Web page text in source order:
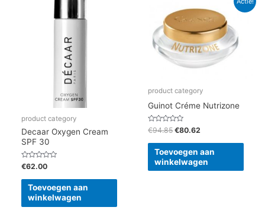
product category
Decaar Oxygen Cream
SPF 30
Gewaardeerd
0
uit
€62.00
Toevoegen aan
winkelwagen
product category
Guinot Créme Nutrizone
Gewaardeerd
0
uit
€94.85
prijs
was:
€80.62
prijs
is:
€80.62.
Toevoegen aan
winkelwagen